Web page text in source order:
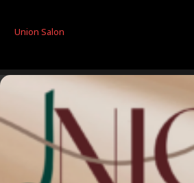
Union Salon